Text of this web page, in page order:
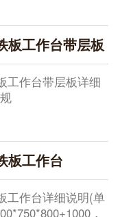
，现货供应其他
面:总厚50mm,由
高密度板+黑色
板工作台带层板
工作台带层板详细
，现货供应其他
:总厚50mm,由
高密度板+黑色
板工作台
工作台详细说明(单
，